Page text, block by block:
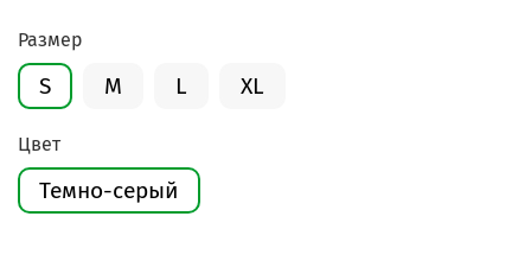
Размер
S M L XL
Цвет
Темно-серый